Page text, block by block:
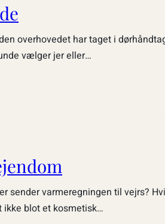
overhovedet har taget i
vælger jer eller…
sender varmeregningen til vejrs?
ikke blot et kosmetisk…